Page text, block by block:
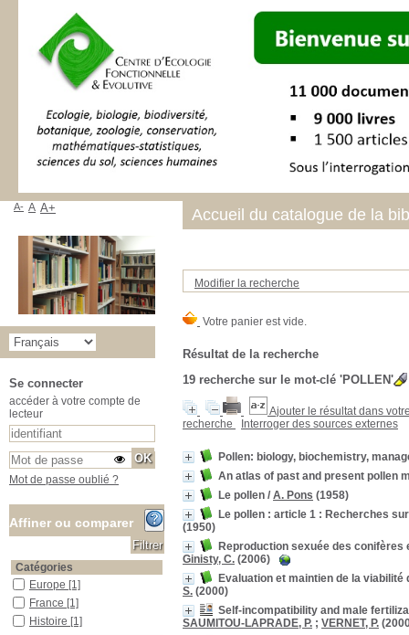
Modifier la recherche
Résultat de la recherche
19 recherche sur le mot-clé 'POLLEN'
Ajouter le résultat dans
recherche
Interroger des sources externes
Pollen: biology, biochemistry,
An atlas of past and present pollen
Le pollen / A. Pons (1958)
Le pollen : article 1 : Recherches
(1950)
Reproduction sexuée des
Ginisty, C. (2006)
Evaluation et maintien de la
S. (2000)
Self-incompatibility and male
SAUMITOU-LAPRADE, P. ; VERNET, P.
Accueil du catalogue de la
A- A A+
Se connecter
accéder à votre compte de
lecteur
Mot de passe oublié ?
Affiner ou comparer
Catégories
EuropeEurope [1]
FranceFrance [1]
Histoire
Histoire [1]